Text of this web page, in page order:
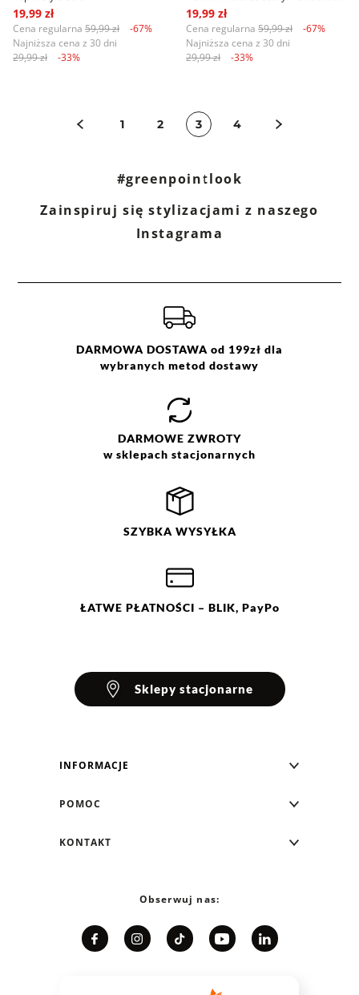
19,99 zł
Cena regularna 59,99 zł
-67%
Najniższa cena z 30 dni
29,99 zł
-33%
19,99 zł
Cena regularna 59,99 zł
-67%
Najniższa cena z 30 dni
29,99 zł
-33%
1 2 3 4
#greenpointlook
Zainspiruj się stylizacjami z naszego
Instagrama
DARMOWA DOSTAWA od 199zł dla
wybranych metod dostawy
DARMOWE ZWROTY
w sklepach stacjonarnych
SZYBKA WYSYŁKA
ŁATWE PŁATNOŚCI – BLIK, PayPo
Sklepy stacjonarne
INFORMACJE
Klub Greenpoint
Współpraca
POMOC
Zwrot/Wymiana
KONTAKT
Telefon: 12 287 07 07
Pn. - pt.: 8:00 - 15:00
Relacje inwestorskie
Obserwuj nas: